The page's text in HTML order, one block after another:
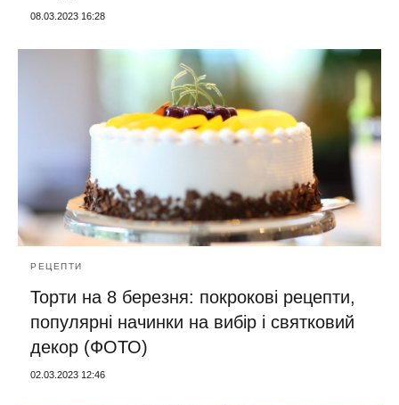
08.03.2023 16:28
РЕЦЕПТИ
Торти на 8 березня: покрокові рецепти,
популярні начинки на вибір і святковий
декор (ФОТО)
02.03.2023 12:46